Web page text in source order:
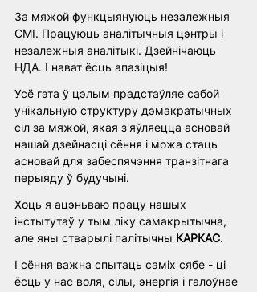
За мяжой функцыянуюць незалежныя
СМІ. Працуюць аналітычныя цэнтры і
незалежныя аналітыкі. Дзейнічаюць
НДА. І нават ёсць апазіцыя!
Усё гэта ў цэлым прадстаўляе сабой
унікальную структуру дэмакратычных
сіл за мяжой, якая з'яўляецца асновай
нашай дзейнасці сёння і можа стаць
асновай для забеспячэння транзітнага
перыяду ў будучыні.
Хоць я ацэньваю працу нашых
інстытутаў у тым ліку самакрытычна,
але яны стварылі палітычны КАРКАС.
І сёння важна спытаць саміх сябе - ці
ёсць у нас воля, сілы, энергія і галоўнае